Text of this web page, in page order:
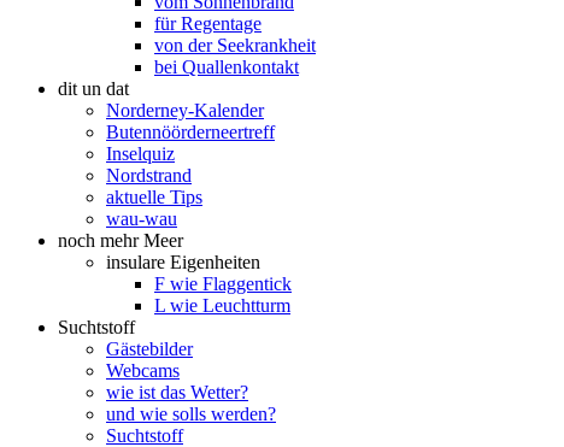
für Regentage
von der Seekrankheit
bei Quallenkontakt
dit un dat
Norderney-Kalender
Butennöörderneertreff
Inselquiz
Nordstrand
aktuelle Tips
wau-wau
noch mehr Meer
insulare Eigenheiten
F wie Flaggentick
L wie Leuchtturm
Suchtstoff
Gästebilder
Webcams
wie ist das Wetter?
und wie solls werden?
Suchtstoff